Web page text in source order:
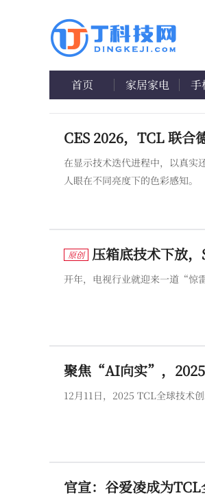
首页 家居家电 手
在显示技术迭代进程中，以真实
人眼在不同亮度下的色彩感知。
原创 压箱底技术下放
开年，电视行业就迎来一道“惊
聚焦“AI向实”，2025
12月11日，2025 TCL全球技术
官宣：谷爱凌成为